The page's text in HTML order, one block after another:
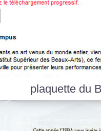
plaquette du